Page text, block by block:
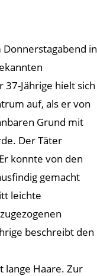
Donnerstagabend in
Jährige hielt sich
auf, als er von
Grund mit
Der Täter
konnte von den
gemacht
leichte
beschreibt den
lange Haare. Zur